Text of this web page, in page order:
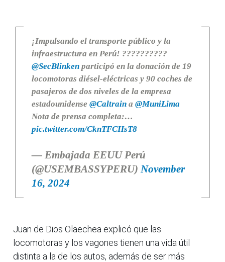
¡Impulsando el transporte público y la
infraestructura en Perú! ??????????
@SecBlinkenparticipó en la donación de 19
locomotoras diésel-eléctricas y 90 coches de
pasajeros de dos niveles de la empresa
estadounidense @Caltraina @MuniLima
Nota de prensa completa:…
pic.twitter.com/CknTFCHsT8
— Embajada EEUU Perú
(@USEMBASSYPERU)November
16, 2024
Juan de Dios Olaechea explicó que las
locomotoras y los vagones tienen una vida útil
distinta a la de los autos, además de ser más